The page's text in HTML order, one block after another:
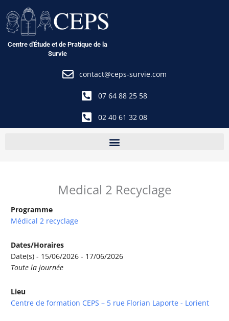
au
contenu
Centre d'Étude et de Pratique de la
Survie
contact@ceps-survie.com
07 64 88 25 58
02 40 61 32 08
Medical 2 Recyclage
Programme
Médical 2 recyclage
Dates/Horaires
Date(s) - 15/06/2026 - 17/06/2026
Toute la journée
Lieu
Centre de formation CEPS – 5 rue Florian Laporte - Lorient